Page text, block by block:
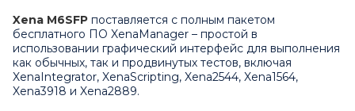
Xena M6SFP поставляется с полным пакетом
бесплатного ПО XenaManager – простой в
использовании графический интерфейс для выполнения
как обычных, так и продвинутых тестов, включая
XenaIntegrator, XenaScripting, Xena2544, Xena1564,
Xena3918 и Xena2889.